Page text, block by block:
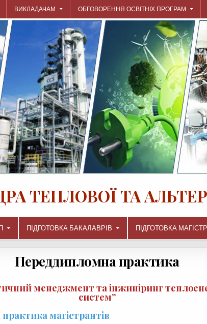
ВИКЛАДАЧАМ ОБГОВОРЕННЯ ОСВІТНІХ ПРОГРАМ
ТЕПЛОВОЇ ТА
ПІДГОТОВКА БАКАЛАВРІВ ПІДГОТОВКА
Переддипломна практика
менеджмент та інжиніринг
систем”
магістрантів